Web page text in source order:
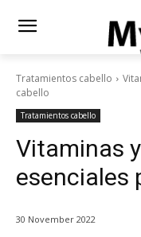
Tratamientos cabello
cabello
Tratamientos cabello
Vitaminas
esenciales
30 November 2022